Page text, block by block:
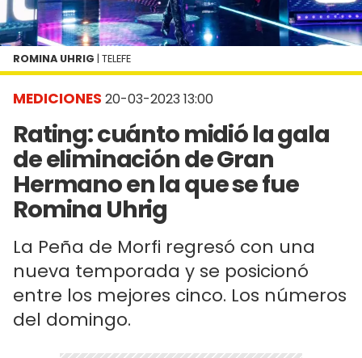
MEDICIONES 20-03-2023 13:00
Rating: cuánto midió la gala
de eliminación de Gran
Hermano en la que se fue
Romina Uhrig
La Peña de Morfi regresó con una
nueva temporada y se posicionó
entre los mejores cinco. Los números
del domingo.
ROMINA UHRIG | TELEFE